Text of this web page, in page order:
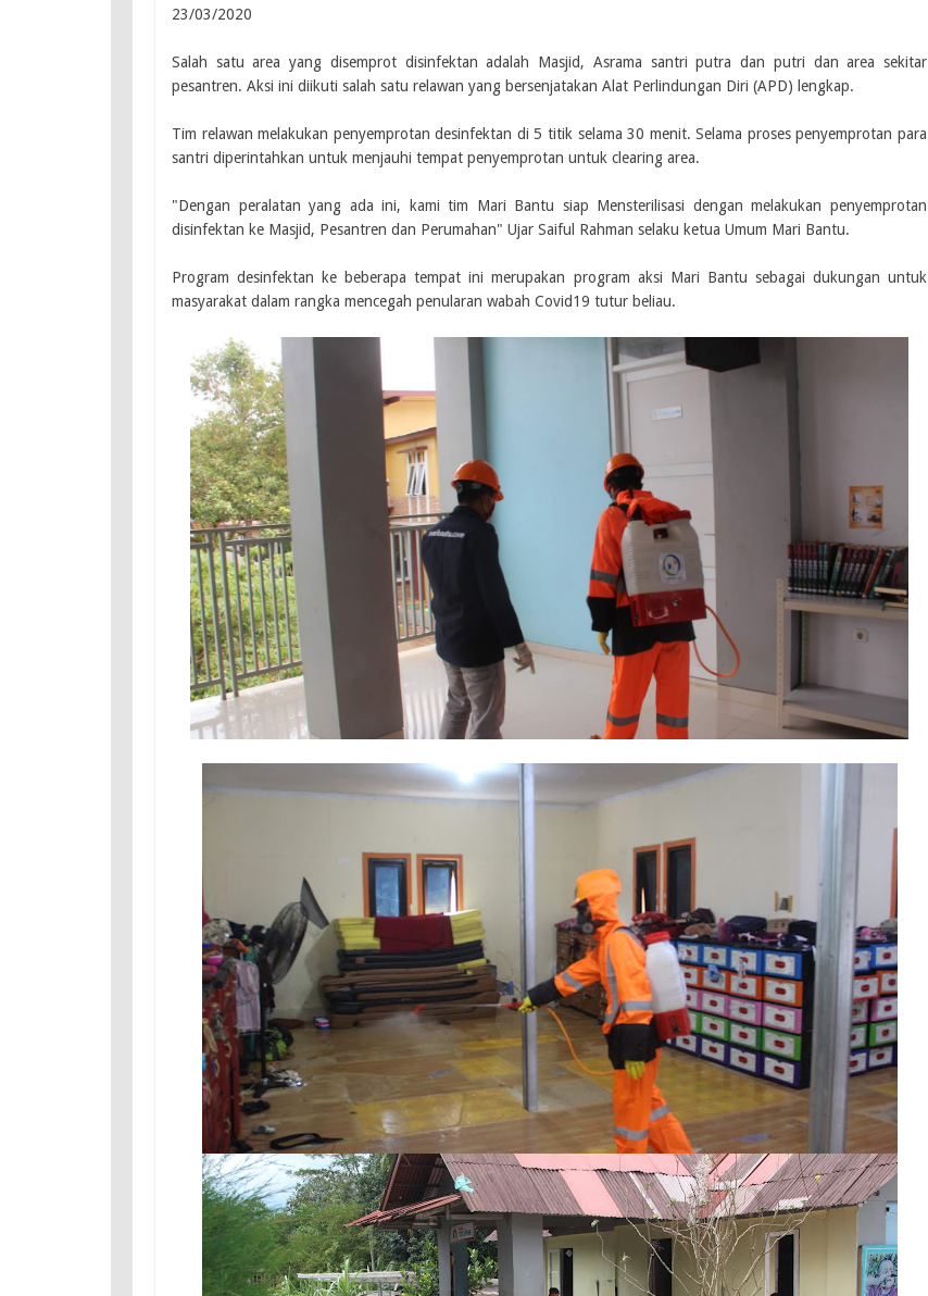
23/03/2020
Salah satu area yang disemprot disinfektan adalah Masjid, Asrama santri putra dan putri dan area sekitar
pesantren. Aksi ini diikuti salah satu relawan yang bersenjatakan Alat Perlindungan Diri (APD) lengkap.
Tim relawan melakukan penyemprotan desinfektan di 5 titik selama 30 menit. Selama proses penyemprotan para
santri diperintahkan untuk menjauhi tempat penyemprotan untuk clearing area.
"Dengan peralatan yang ada ini, kami tim Mari Bantu siap Mensterilisasi dengan melakukan penyemprotan
disinfektan ke Masjid, Pesantren dan Perumahan" Ujar Saiful Rahman selaku ketua Umum Mari Bantu.
Program desinfektan ke beberapa tempat ini merupakan program aksi Mari Bantu sebagai dukungan untuk
masyarakat dalam rangka mencegah penularan wabah Covid19 tutur beliau.